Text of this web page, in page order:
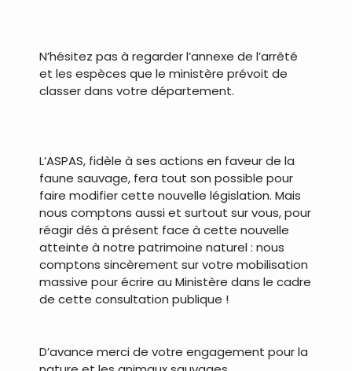
N’hésitez pas à regarder l’annexe de l’arrêté
et les espèces que le ministère prévoit de
classer dans votre département.
L’ASPAS, fidèle à ses actions en faveur de la
faune sauvage, fera tout son possible pour
faire modifier cette nouvelle législation. Mais
nous comptons aussi et surtout sur vous, pour
réagir dés à présent face à cette nouvelle
atteinte à notre patrimoine naturel : nous
comptons sincèrement sur votre mobilisation
massive pour écrire au Ministère dans le cadre
de cette consultation publique !
D’avance merci de votre engagement pour la